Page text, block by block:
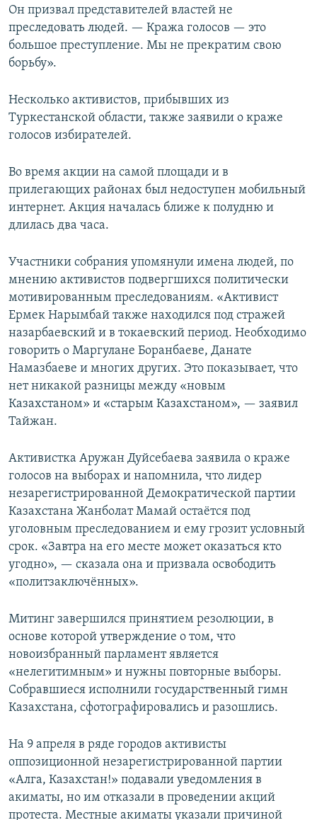
Он призвал представителей властей не
преследовать людей. — Кража голосов — это
большое преступление. Мы не прекратим свою
борьбу».
Несколько активистов, прибывших из
Туркестанской области, также заявили о краже
голосов избирателей.
Во время акции на самой площади и в
прилегающих районах был недоступен мобильный
интернет. Акция началась ближе к полудню и
длилась два часа.
Участники собрания упомянули имена людей, по
мнению активистов подвергшихся политически
мотивированным преследованиям. «Активист
Ермек Нарымбай также находился под стражей
назарбаевский и в токаевский период. Необходимо
говорить о Маргулане Боранбаеве, Данате
Намазбаеве и многих других. Это показывает, что
нет никакой разницы между «новым
Казахстаном» и «старым Казахстаном», — заявил
Тайжан.
Активистка Аружан Дуйсебаева заявила о краже
голосов на выборах и напомнила, что лидер
незарегистрированной Демократической партии
Казахстана Жанболат Мамай остаётся под
уголовным преследованием и ему грозит условный
срок. «Завтра на его месте может оказаться кто
угодно», — сказала она и призвала освободить
«политзаключённых».
Митинг завершился принятием резолюции, в
основе которой утверждение о том, что
новоизбранный парламент является
«нелегитимным» и нужны повторные выборы.
Собравшиеся исполнили государственный гимн
Казахстана, сфотографировались и разошлись.
На 9 апреля в ряде городов активисты
оппозиционной незарегистрированной партии
«Алга, Казахстан!» подавали уведомления в
акиматы, но им отказали в проведении акций
протеста. Местные акиматы указали причиной